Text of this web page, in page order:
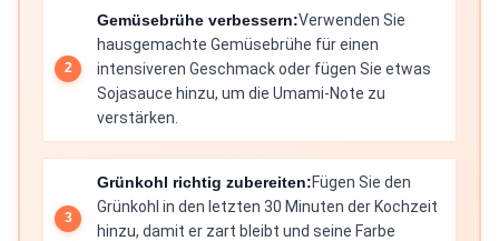
Gemüsebrühe verbessern:Verwenden Sie
hausgemachte Gemüsebrühe für einen
intensiveren Geschmack oder fügen Sie etwas
Sojasauce hinzu, um die Umami-Note zu
verstärken.
Grünkohl richtig zubereiten:Fügen Sie den
Grünkohl in den letzten 30 Minuten der Kochzeit
hinzu, damit er zart bleibt und seine Farbe